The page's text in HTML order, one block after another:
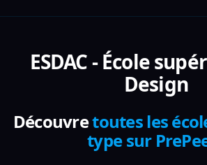
ESDAC - École
Design
Découvretoutes les
type sur